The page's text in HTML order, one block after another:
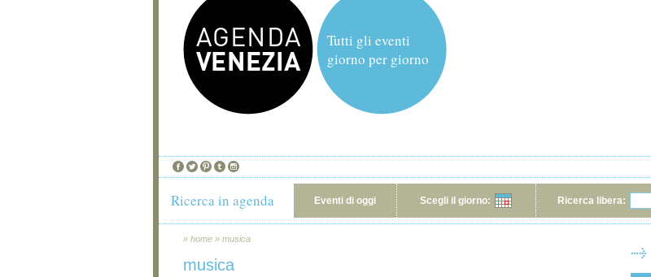
Tutti gli eventi
giorno per giorno
Ricerca in agenda Eventi di oggi Scegli il giorno: Ricerca libera:
» home » musica
musica